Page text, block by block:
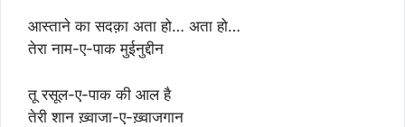
आस्ताने का सदक़ा अता हो… अता हो…
तेरा नाम-ए-पाक मुईनुद्दीन
तू रसूल-ए-पाक की आल है
तेरी शान ख़्वाजा-ए-ख़्वाजगान